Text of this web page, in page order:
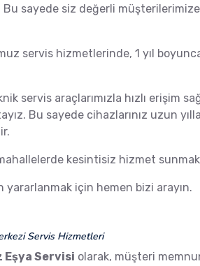
Bu sayede siz değerli
servis hizmetlerinde, 1 yıl
servis araçlarımızla hızlı erişim
Bu sayede cihazlarınız uzun
kesintisiz hizmet
için hemen bizi arayın.
Servis Hizmetleri
Eşya Servisi olarak, müşteri